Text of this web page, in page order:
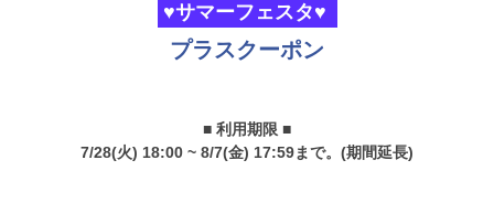
♥サマーフェスタ♥
プラスクーポン
■ 利用期限 ■
7/28(火) 18:00 ~ 8/7(金) 17:59まで。(期間延長)